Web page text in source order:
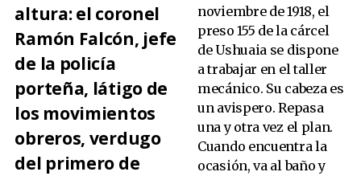
altura: el coronel
Ramón Falcón, jefe
de la policía
porteña, látigo de
los movimientos
obreros, verdugo
del primero de
noviembre de 1918, el
preso 155 de la cárcel
de Ushuaia se dispone
a trabajar en el taller
mecánico. Su cabeza es
un avispero. Repasa
una y otra vez el plan.
Cuando encuentra la
ocasión, va al baño y